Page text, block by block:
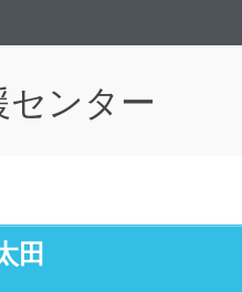
センター
田